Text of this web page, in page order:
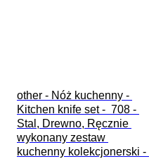
other - Nóż kuchenny -
Kitchen knife set -  708 -
Stal, Drewno, Ręcznie
wykonany zestaw
kuchenny kolekcjonerski -